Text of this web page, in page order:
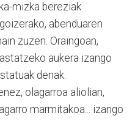
mizka bereziak
abenduaren
zuzen. Oraingoan,
aukera izango
denak.
olagarroa aliolian,
marmitakoa... izango